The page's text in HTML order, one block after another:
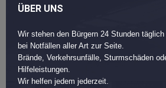
ÜBER UNS
Wir stehen den Bürgern 24 Stunden
bei Notfällen aller Art zur Seite.
Brände, Verkehrsunfälle, Sturmschäden
Hilfeleistungen.
Wir helfen jedem jederzeit.